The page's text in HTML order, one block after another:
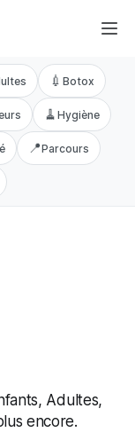
💉 Botox
🧹 Hygiène
📍Parcours
Adultes,
encore.